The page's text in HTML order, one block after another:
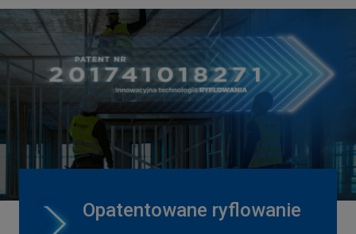
Opatentowane ryflowanie